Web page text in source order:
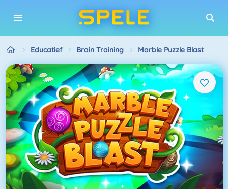
Educatief Brain Training Marble Puzzle Blast